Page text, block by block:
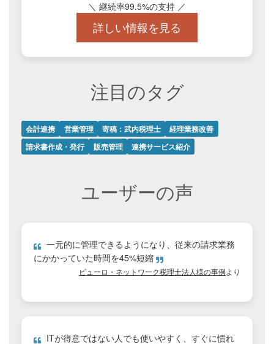
＼ 継続率99.5%の支持 ／
詳しい情報を見る
注目のタグ
会計連携 営業管理 寄稿：武内税理士
経理業務改善
請求書作成・発行
販売管理 連携サービス紹介
ユーザーの声
一元的に管理できるようになり、従来の請求業務
にかかっていた時間を45%短縮
ビューロ・ネットワーク税理士法人様の事例より
ITが得意ではない人でも使いやすく、すぐに慣れ